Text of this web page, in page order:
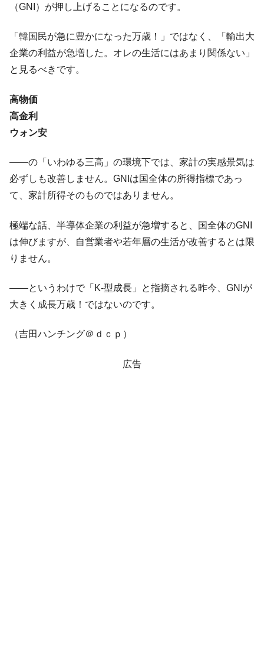
Fact1 セレクトセールの高額取引馬が稼いだ金額とは？
（GNI）が押し上げることになるのです。
「韓国民が急に豊かになった万歳！」ではなく、「輸出大
企業の利益が急増した。オレの生活にはあまり関係ない」
と見るべきです。
高物価
高金利
ウォン安
――の「いわゆる三高」の環境下では、家計の実感景気は
必ずしも改善しません。GNIは国全体の所得指標であっ
て、家計所得そのものではありません。
極端な話、半導体企業の利益が急増すると、国全体のGNI
は伸びますが、自営業者や若年層の生活が改善するとは限
りません。
――というわけで「K-型成長」と指摘される昨今、GNIが
大きく成長万歳！ではないのです。
（吉田ハンチング＠ｄｃｐ）
広告